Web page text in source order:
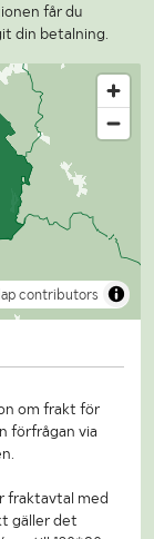
får du
din betalning.
contributors
om frakt för
förfrågan via
fraktavtal med
gäller det